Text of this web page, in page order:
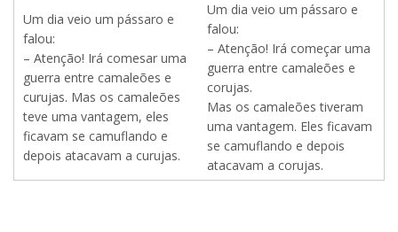
Um dia veio um pássaro e
falou:
– Atenção! Irá comesar uma
guerra entre camaleões e
curujas. Mas os camaleões
teve uma vantagem, eles
ficavam se camuflando e
depois atacavam a curujas.
Um dia veio um pássaro e
falou:
– Atenção! Irá começar uma
guerra entre camaleões e
corujas.
Mas os camaleões tiveram
uma vantagem. Eles ficavam
se camuflando e depois
atacavam a corujas.